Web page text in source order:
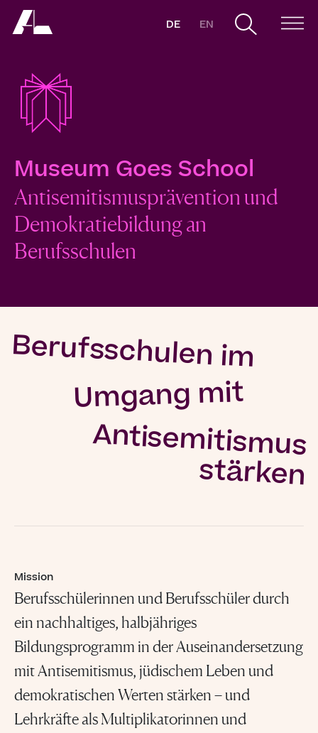
DE EN
Museum Goes School
Antisemitismusprävention und
Demokratiebildung an
Berufsschulen
Berufsschulen im
Umgang mit
Antisemitismus
stärken
Mission
Berufsschülerinnen und Berufsschüler durch
ein nachhaltiges, halbjähriges
Bildungsprogramm in der Auseinandersetzung
mit Antisemitismus, jüdischem Leben und
demokratischen Werten stärken – und
Lehrkräfte als Multiplikatorinnen und